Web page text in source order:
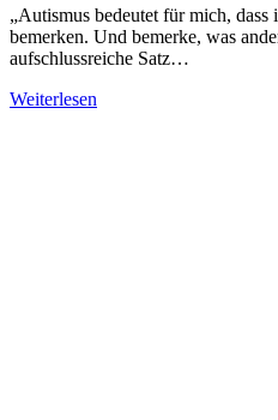
„Autismus bedeutet für mich, dass
bemerken. Und bemerke, was
aufschlussreiche Satz…
Weiterlesen